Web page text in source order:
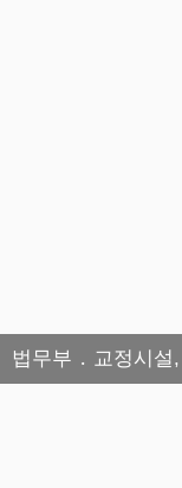
법무부 ․ 교정시